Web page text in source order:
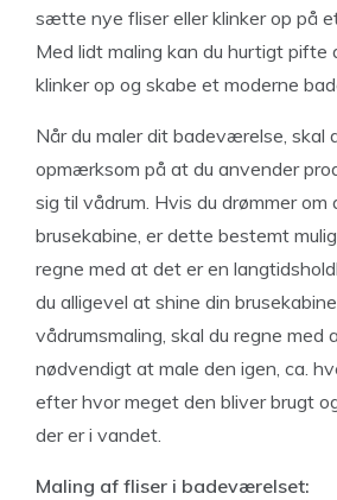
sætte nye fliser eller klinker op på
Med lidt maling kan du hurtigt pifte
klinker op og skabe et moderne
Når du maler dit badeværelse, skal
opmærksom på at du anvender
sig til vådrum. Hvis du drømmer om
brusekabine, er dette bestemt
regne med at det er en
du alligevel at shine din
vådrumsmaling, skal du regne med
nødvendigt at male den igen, ca.
efter hvor meget den bliver brugt
der er i vandet.
Maling af fliser i badeværelset: